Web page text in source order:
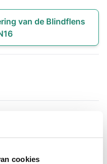
cookies
van de Blindflens